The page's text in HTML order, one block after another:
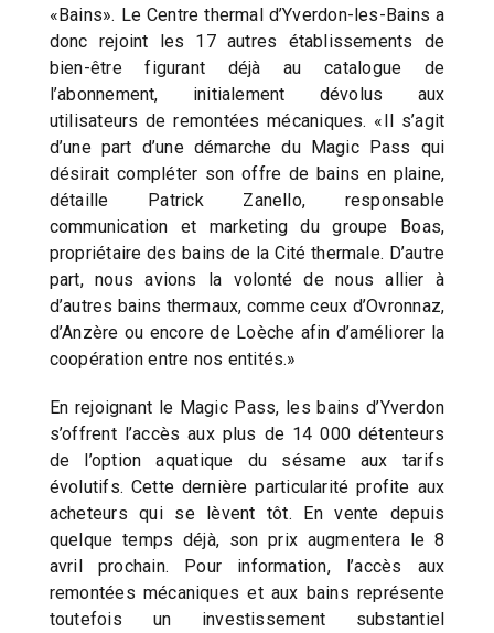
«Bains». Le Centre thermal d’Yverdon-les-Bains a
donc rejoint les 17 autres établissements de
bien-être figurant déjà au catalogue de
l’abonnement, initialement dévolus aux
utilisateurs de remontées mécaniques. «Il s’agit
d’une part d’une démarche du Magic Pass qui
désirait compléter son offre de bains en plaine,
détaille Patrick Zanello, responsable
communication et marketing du groupe Boas,
propriétaire des bains de la Cité thermale. D’autre
part, nous avions la volonté de nous allier à
d’autres bains thermaux, comme ceux d’Ovronnaz,
d’Anzère ou encore de Loèche afin d’améliorer la
coopération entre nos entités.»
En rejoignant le Magic Pass, les bains d’Yverdon
s’offrent l’accès aux plus de 14 000 détenteurs
de l’option aquatique du sésame aux tarifs
évolutifs. Cette dernière particularité profite aux
acheteurs qui se lèvent tôt. En vente depuis
quelque temps déjà, son prix augmentera le 8
avril prochain. Pour information, l’accès aux
remontées mécaniques et aux bains représente
toutefois un investissement substantiel